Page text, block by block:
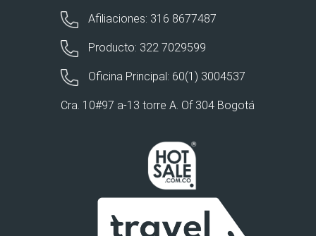
Afiliaciones: 316 8677487
Producto: 322 7029599
Oficina Principal: 60(1) 3004537
Cra. 10#97 a-13 torre A. Of 304 Bogotá